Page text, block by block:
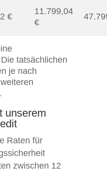
€
11.799,04
€
tatsächlichen
je nach
unserem
Raten für
zwischen 12